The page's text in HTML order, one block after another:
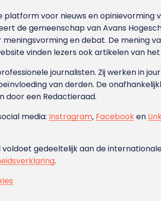
platform voor nieuws en
de gemeenschap van Avans
en debat. De mening
vinden lezers ook artikelen van
journalisten. Zij werken in
van derden. De
door een Redactieraad.
media: Instragram, Facebooken
gedeeltelijk aan de
.